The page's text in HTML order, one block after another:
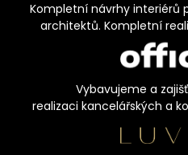
Kompletní návrhy interiérů
architektů. Kompletní
Vybavujeme a
realizaci kancelářských a